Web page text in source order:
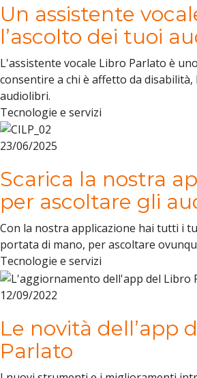
Un assistente
l’ascolto dei tuoi
L'assistente vocale Libro Parlato è
consentire a chi è affetto da
audiolibri.
Tecnologie e servizi
23/06/2025
Scarica la nostra
per ascoltare gli
Con la nostra applicazione hai tutti i
portata di mano, per ascoltare
Tecnologie e servizi
12/09/2022
Le novità dell’app
Parlato